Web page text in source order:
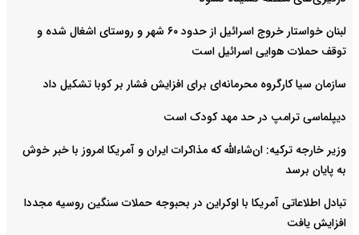
لبنان خواستار خروج اسرائیل از حدود ۶۰ شهر و روستای اشغال شده‌ و
توقف حملات هوایی اسرائیل است
سازمان سیا کارگروه محرمانه‌ای برای افزایش فشار بر کوبا تشکیل داد
دیپلماسی ترامپ در حد مهد کودک است
وزیر خارجه ترکیه: ان‌شاءالله که مذاکرات ایران و آمریکا امروز با خبر خوش
به پایان برسد
تبادل اطلاعاتی آمریکا با اوکراین در بحبوجه حملات سنگین روسیه مجددا
افزایش یافت